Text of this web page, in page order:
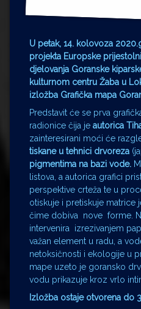
U petak, 14. kolovoza
projekta Europske
djelovanja Goranske
kulturnom centru Žaba u
izložba Grafička mapa
Predstavit će se prva
radionice čija je autorica
zainteresirani moći će
tiskane u tehnici drvoreza
pigmentima na bazi vode.
listova, a autorica grafici
perspektive crteža te u
otiskuje i pretiskuje matrice
čime dobiva nove forme.
intervenira izrezivanjem
važan element u radu, a
netoksičnosti i ekologije u
mape uzeto je goransko
vodu prikazuje kroz vrlo
Izložba ostaje otvorena do